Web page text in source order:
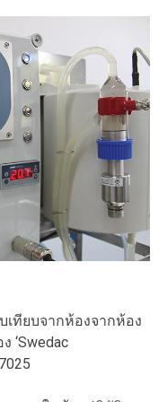
ทียบจากห้องจากห้อง
‘Swedac